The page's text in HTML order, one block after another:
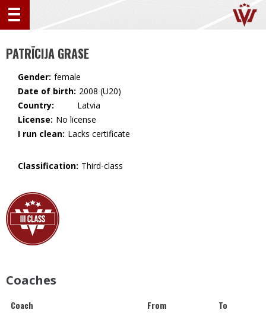
PATRĪCIJA GRASE
Gender: female
Date of birth: 2008 (U20)
Country:
🇱🇻 Latvia
License: No license
I run clean: Lacks certificate
Classification: Third-class
Coaches
Coach From To